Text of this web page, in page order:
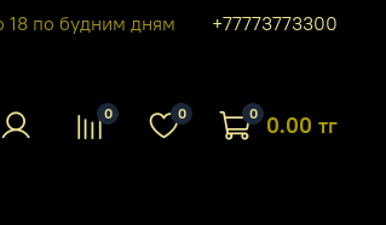
18 по будним дням +77773773300
0 0 0 0.00 тг